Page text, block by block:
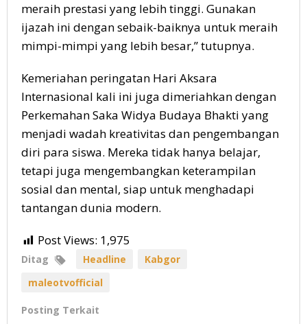
meraih prestasi yang lebih tinggi. Gunakan
ijazah ini dengan sebaik-baiknya untuk meraih
mimpi-mimpi yang lebih besar,” tutupnya.
Kemeriahan peringatan Hari Aksara
Internasional kali ini juga dimeriahkan dengan
Perkemahan Saka Widya Budaya Bhakti yang
menjadi wadah kreativitas dan pengembangan
diri para siswa. Mereka tidak hanya belajar,
tetapi juga mengembangkan keterampilan
sosial dan mental, siap untuk menghadapi
tantangan dunia modern.
Post Views: 1,975
Ditag Headline
Kabgor
maleotvofficial
Posting Terkait